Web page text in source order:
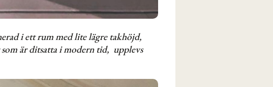
i ett rum med lite lägre takhöjd,
är ditsatta i modern tid, upplevs